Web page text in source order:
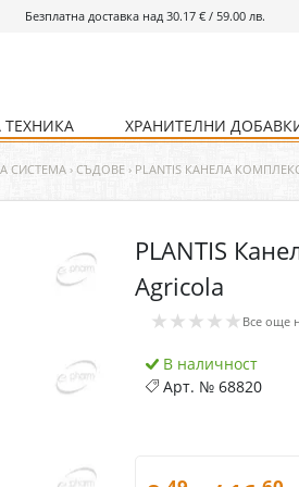
Безплатна доставка над 30.17 € / 59.00 лв.
% Хранителни добавки %
Болно гърло
Кости и стави
Храносмилателна
Инхалатори
ХРАНИТЕЛНИ
Кости и стави
Храни и напитки
Детска козметика
Уреди
Хигиена на тялото
СИСТЕМА › СЪДОВЕ › PLANTIS КАНЕЛА
PLANTIS
Agricola
★★★★★ Все още
В наличност
Арт. №68820